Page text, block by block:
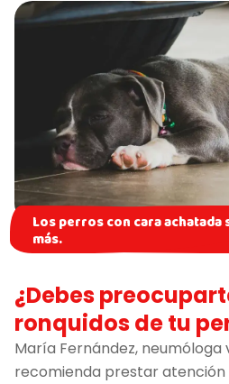
Los perros con cara achatada
más.
¿Debes
ronquidos de tu
María Fernández, neumóloga
recomienda prestar atención